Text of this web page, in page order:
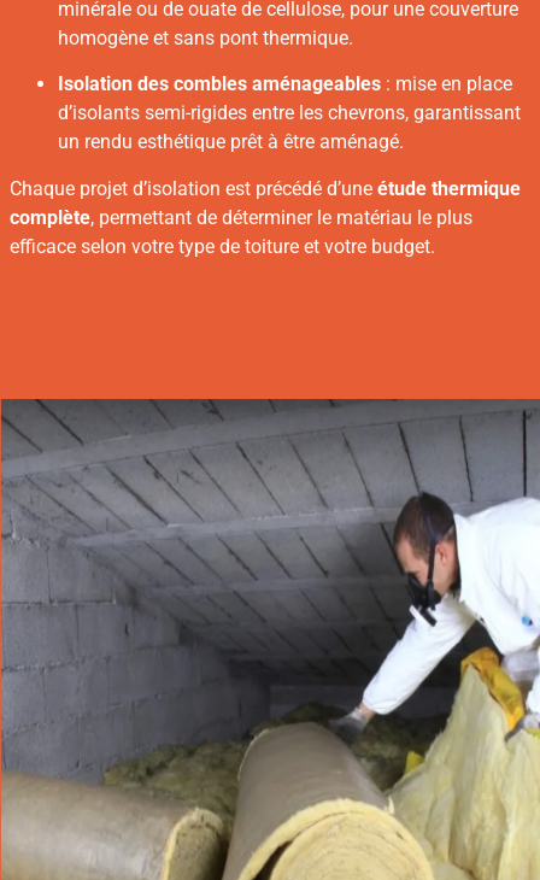
minérale ou de ouate de cellulose, pour une couverture
homogène et sans pont thermique.
Isolation des combles aménageables : mise en place
d’isolants semi-rigides entre les chevrons, garantissant
un rendu esthétique prêt à être aménagé.
Chaque projet d’isolation est précédé d’une étude thermique
complète, permettant de déterminer le matériau le plus
efficace selon votre type de toiture et votre budget.